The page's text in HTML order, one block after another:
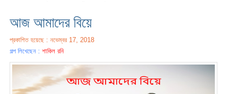
আজ আমাদের বিয়ে
প্রকাশিত হয়েছে : নভেম্বর 17, 2018
গল্প লিখেছেন :শাকিল রনি